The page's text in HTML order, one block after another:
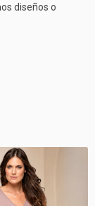
diseños o